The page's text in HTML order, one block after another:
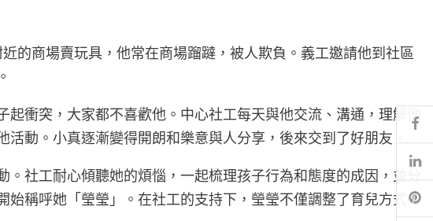
的商場賣玩具，他常在商場蹓躂，被人欺負。義工邀請他到社區
衝突，大家都不喜歡他。中心社工每天與他交流、溝通，理解他
動。小真逐漸變得開朗和樂意與人分享，後來交到了好朋友。
社工耐心傾聽她的煩惱，一起梳理孩子行為和態度的成因，並分
稱呼她「瑩瑩」。在社工的支持下，瑩瑩不僅調整了育兒方式，